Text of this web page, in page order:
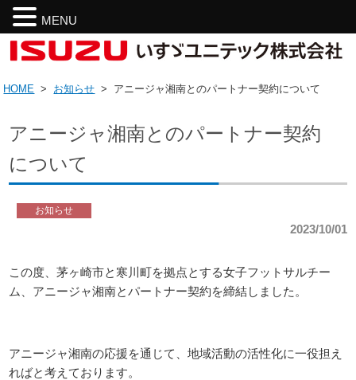
HOME > お知らせ > アニージャ湘南とのパートナー契約について
アニージャ湘南とのパートナー契約
について
お知らせ
2023/10/01
この度、茅ヶ崎市と寒川町を拠点とする女子フットサルチー
ム、アニージャ湘南とパートナー契約を締結しました。
アニージャ湘南の応援を通じて、地域活動の活性化に一役担え
ればと考えております。
MENU